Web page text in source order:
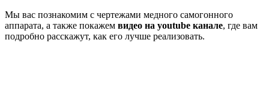
Мы вас познакомим с чертежами медного самогонного
аппарата, а также покажем видео на youtube канале, где вам
подробно расскажут, как его лучше реализовать.